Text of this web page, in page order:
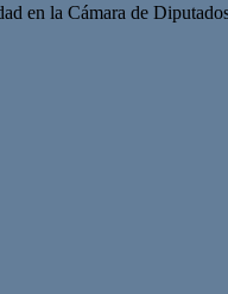
en la Cámara de